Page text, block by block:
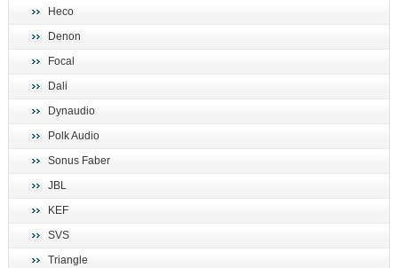
Heco
Denon
Focal
Dali
Dynaudio
Polk Audio
Sonus Faber
JBL
KEF
SVS
Triangle